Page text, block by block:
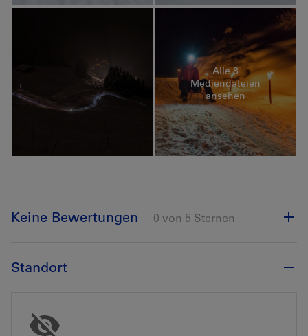
Alle 8
Mediendateien
ansehen
Keine Bewertungen 0 von 5 Sternen
Standort